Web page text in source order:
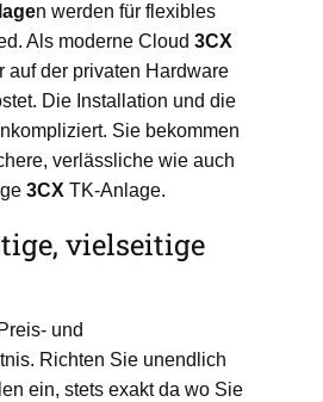
n werden für flexibles
Als moderne Cloud 3CX
auf der privaten Hardware
Die Installation und die
Sie bekommen
verlässliche wie auch
3CX TK-Anlage.
vielseitige
und
Richten Sie unendlich
ein, stets exakt da wo Sie